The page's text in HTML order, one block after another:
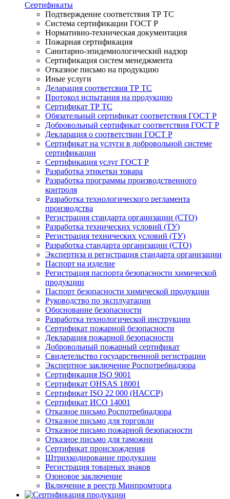
Сертификаты
Подтверждение соответствия ТР ТС
Система сертификации ГОСТ Р
Нормативно-техническая документация
Пожарная сертификация
Санитарно-эпидемиологический надзор
Сертификация систем менеджмента
Отказное письмо на продукцию
Иные услуги
Деларация соответсвия ТР ТС
Протокол испытания на продукцию
Сертификат ТР ТС
Обязательный сертификат соответствия ГОСТ Р
Добровольный сертификат соответствия ГОСТ Р
Декларация о соответствии ГОСТ Р
Сертификат на услуги в добровольной системе
сертификации
Сертификация услуг ГОСТ Р
Разработка этикетки товара
Разработка программы производственного
контроля
Разработка технологического регламента
производства
Регистрация стандарта организации (СТО)
Разработка технических условий (ТУ)
Регистрация технических условий (ТУ)
Разработка стандарта организации (СТО)
Экспертиза и регистрация стандарта организации
Паспорт на изделие
Регистрация паспорта безопасности химической
продукции
Паспорт безопасности химической продукции
Руководство по эксплуатации
Обоснование безопасности
Разработка технологической инструкции
Сертификат пожарной безопасности
Декларация пожарной безопасности
Добровольный пожарный сертификат
Свидетельство государственной регистрации
Экспертное заключение Роспотребнадзора
Сертификация ISO 9001
Сертификат OHSAS 18001
Сертификат ISO 22 000 (НАССР)
Сертификат ИСО 14001
Отказное письмо Роспотребнадзора
Отказное письмо для торговли
Отказное письмо пожарной безопасности
Отказное письмо для таможни
Сертификат происхождения
Штрихкодирование продукции
Регистрация товарных знаков
Озоновое заключение
Включение в реестр Минпромторга